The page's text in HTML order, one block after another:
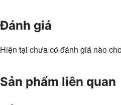
Đánh giá
Hiện tại chưa có đánh giá nào
Sản phẩm liên quan